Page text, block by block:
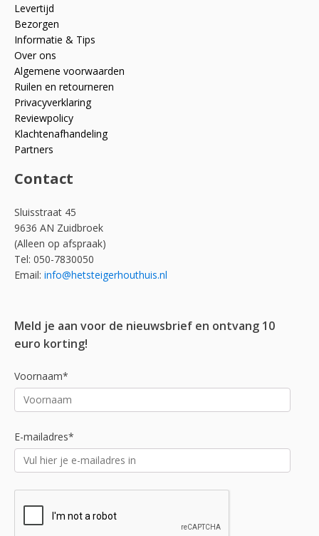
Levertijd
Bezorgen
Informatie & Tips
Over ons
Algemene voorwaarden
Ruilen en retourneren
Privacyverklaring
Reviewpolicy
Klachtenafhandeling
Partners
Contact
Sluisstraat 45
9636 AN Zuidbroek
(Alleen op afspraak)
Tel: 050-7830050
Email: info@hetsteigerhouthuis.nl
Meld je aan voor de nieuwsbrief en ontvang 10
euro korting!
Voornaam*
E-mailadres*